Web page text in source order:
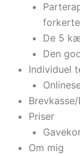
forkerte
De 5
Den
Individuel
Priser
Om mig